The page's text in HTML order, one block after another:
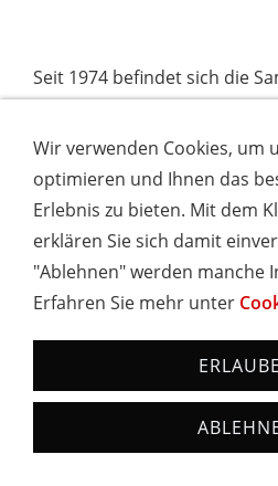
Seit 1974 befindet sich die
die historischen
Weise ergänzen.
Eine grüne Erholungs- und
Kurpark von Bad Krozingen.
Erlebnisbereiche machen
Baumbestände und
wechseln sich ab mit
wie dem Tiergehege, der
Tennisplatz. Neuerdings hat
Wir verwenden Cookies, um
optimieren und Ihnen das
Erlebnis zu bieten. Mit dem
erklären Sie sich damit
"Ablehnen" werden manche
Erfahren Sie mehr unter